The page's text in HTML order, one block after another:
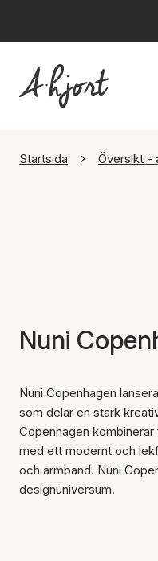
Startsida Översikt -
Nuni
Nuni Copenhagen
som delar en stark
Copenhagen
med ett modernt och
och armband. Nuni
designuniversum.